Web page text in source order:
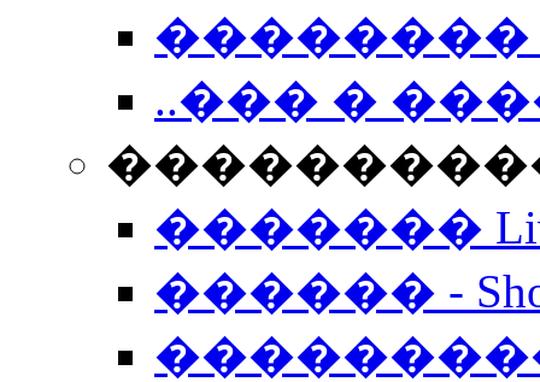
��������
..��� �
����������
�������
������ -